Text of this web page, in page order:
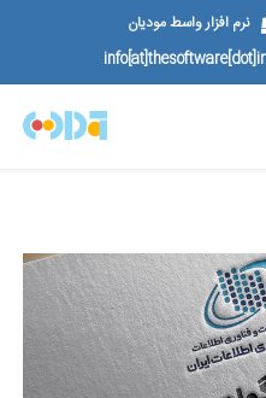
نرم افزار واسط مودیان
info[at]thesoftware[dot]ir